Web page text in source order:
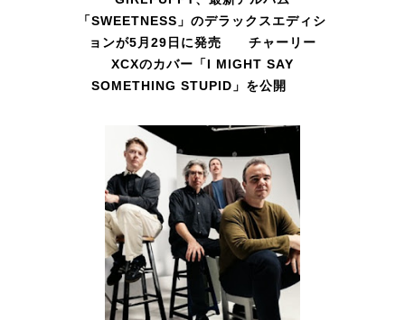
「SWEETNESS」のデラックスエディシ
ョンが5月29日に発売 チャーリー
XCXのカバー「I MIGHT SAY
SOMETHING STUPID」を公開